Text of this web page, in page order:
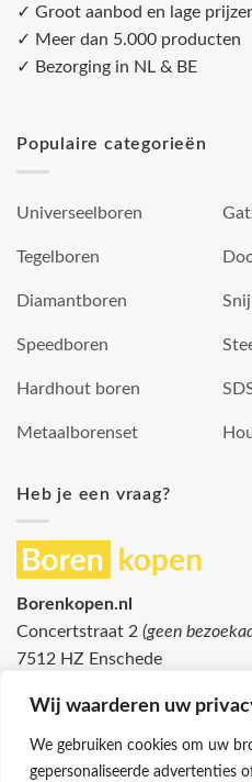
Wij waarderen uw
We gebruiken cookies om uw
gepersonaliseerde advertenties
✓ Groot aanbod en lage
✓ Meer dan 5.000 producten
✓ Bezorging in NL & BE
Populaire categorieën
Universeelboren
Tegelboren
Diamantboren
Speedboren
Hardhout boren
Metaalborenset
Heb je een vraag?
Borenkopen.nl
Concertstraat 2 (geen
7512 HZ Enschede